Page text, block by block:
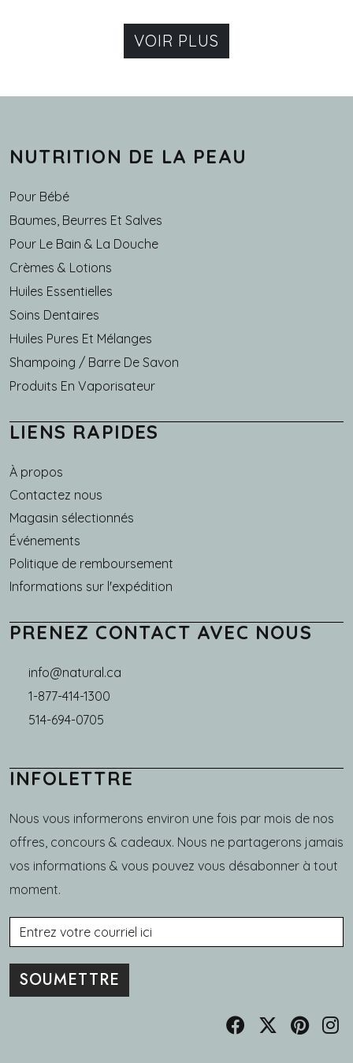
VOIR PLUS
NUTRITION DE LA PEAU
Pour Bébé
Baumes, Beurres Et Salves
Pour Le Bain & La Douche
Crèmes & Lotions
Huiles Essentielles
Soins Dentaires
Huiles Pures Et Mélanges
Shampoing / Barre De Savon
Produits En Vaporisateur
LIENS RAPIDES
À propos
Main navigation
Contactez nous
Magasin sélectionnés
Événements
Politique de remboursement
Informations sur l'expédition
PRENEZ CONTACT AVEC NOUS
info@natural.ca
1-877-414-1300
514-694-0705
INFOLETTRE
Nous vous informerons environ une fois par mois de nos
offres, concours & cadeaux. Nous ne partagerons jamais
vos informations & vous pouvez vous désabonner à tout
moment.
Courriel